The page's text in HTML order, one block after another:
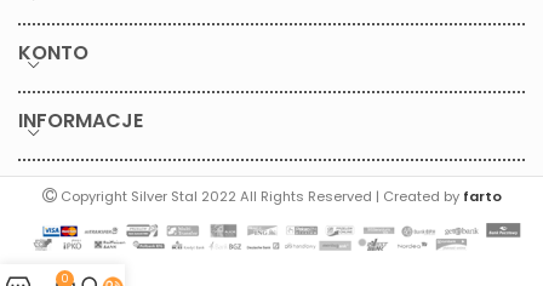
KONTO
INFORMACJE
Copyright Silver Stal 2022 All Rights Reserved | Created by farto
0